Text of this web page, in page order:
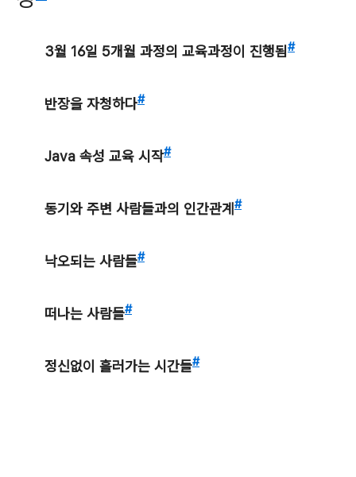
3월 16일 5개월 과정의 교육과정이 진행됨 #
반장을 자청하다#
Java 속성 교육 시작#
동기와 주변 사람들과의 인간관계 #
낙오되는 사람들#
떠나는 사람들#
정신없이 흘러가는 시간들#